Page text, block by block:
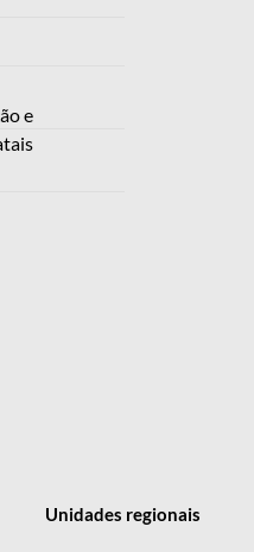
e
Unidades regionais